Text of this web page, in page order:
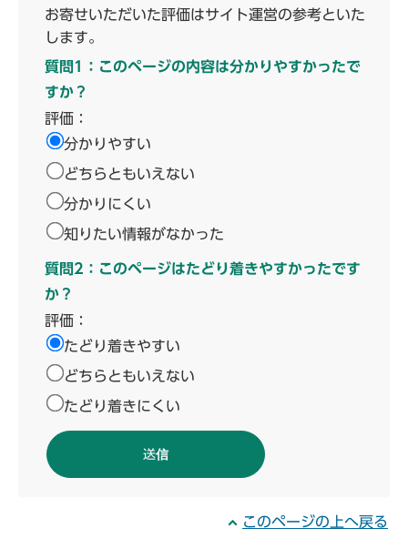
お寄せいただいた評価はサイト運営の参考といた
します。
質問1：このページの内容は分かりやすかったで
すか？
評価：
分かりやすい
どちらともいえない
分かりにくい
知りたい情報がなかった
質問2：このページはたどり着きやすかったです
か？
評価：
たどり着きやすい
どちらともいえない
たどり着きにくい
このページの上へ戻る